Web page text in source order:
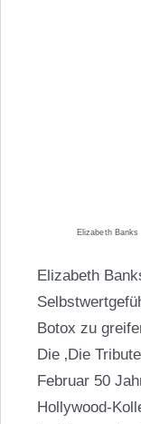
Elizabeth
Elizabeth
Botox zu
Die ‚Die
Februar 50
Hollywood-